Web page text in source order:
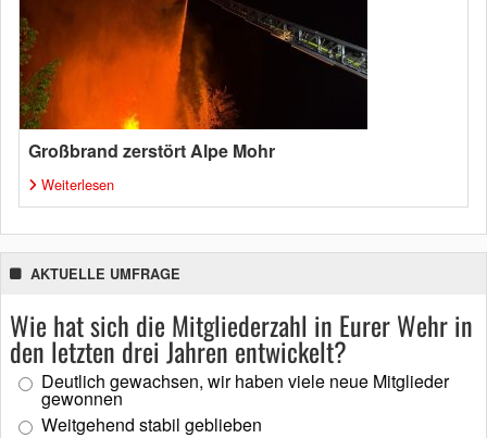
Großbrand zerstört Alpe Mohr
Weiterlesen
AKTUELLE UMFRAGE
Wie hat sich die Mitgliederzahl in Eurer Wehr in
den letzten drei Jahren entwickelt?
Deutlich gewachsen, wir haben viele neue Mitglieder
gewonnen
Weitgehend stabil geblieben